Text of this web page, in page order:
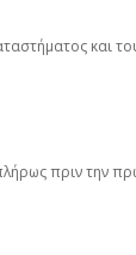
και
πριν την